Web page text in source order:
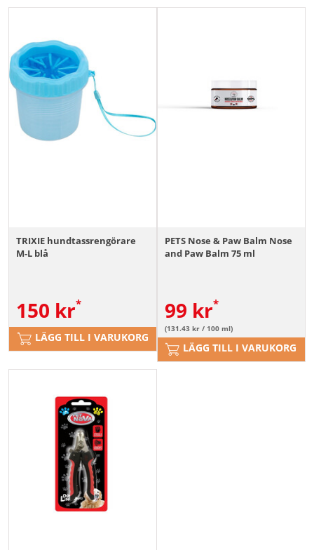
TRIXIE hundtassrengörare
M-L blå
150 kr
LÄGG TILL I VARUKORG
PETS Nose & Paw Balm Nose
and Paw Balm 75 ml
99 kr
(131.43 kr / 100 ml)
LÄGG TILL I VARUKORG